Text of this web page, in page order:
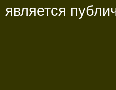
является